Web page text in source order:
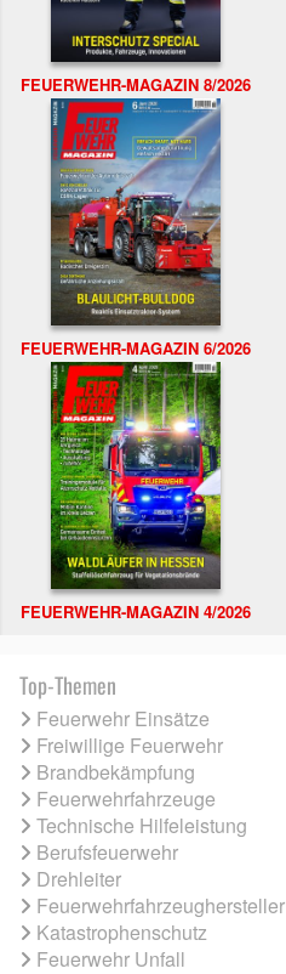
FEUERWEHR-MAGAZIN 8/2026
FEUERWEHR-MAGAZIN 6/2026
FEUERWEHR-MAGAZIN 4/2026
Top-Themen
Feuerwehr Einsätze
Freiwillige Feuerwehr
Brandbekämpfung
Feuerwehrfahrzeuge
Technische Hilfeleistung
Berufsfeuerwehr
Drehleiter
Feuerwehrfahrzeughersteller
Katastrophenschutz
Feuerwehr Unfall